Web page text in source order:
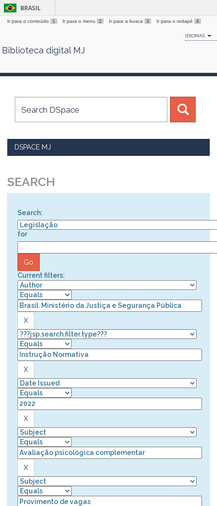
Skip
BRASIL
Ir para o conteúdo 1 Ir para o menu 2 Ir para a busca 3 Ir para o rodapé 4
IDIOMAS
Biblioteca digital MJ
DSPACE MJ
SEARCH
Search:
for
Current filters: